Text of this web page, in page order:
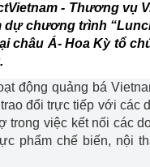
- Thương vụ
dự chương trình
châu Á- Hoa Kỳ tổ
động quảng bá
đổi trực tiếp với các
trong việc kết nối các
phẩm chế biến, nội